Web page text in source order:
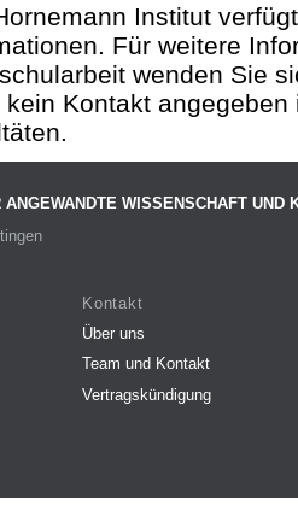
Institut
Für weitere
wenden Sie
kein Kontakt
ANGEWANDTE WISSENSCHAFT UND
Kontakt
Über uns
Team und Kontakt
Vertragskündigung